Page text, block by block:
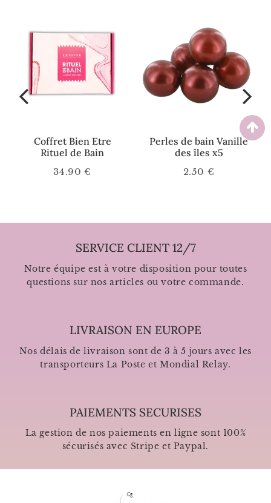
Coffret Bien Etre
Rituel de Bain
Prix
34.90 €
Perles de bain Vanille
des îles x5
Prix
2.50 €
SERVICE CLIENT 12/7
Notre équipe est à votre disposition pour toutes
questions sur nos articles ou votre commande.
LIVRAISON EN EUROPE
Nos délais de livraison sont de 3 à 5 jours avec les
transporteurs La Poste et Mondial Relay.
PAIEMENTS SECURISES
La gestion de nos paiements en ligne sont 100%
sécurisés avec Stripe et Paypal.